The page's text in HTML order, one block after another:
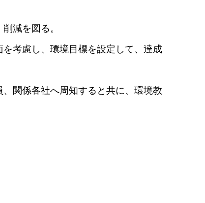
減を図る。
考慮し、環境目標を設定して、達成
関係各社へ周知すると共に、環境教